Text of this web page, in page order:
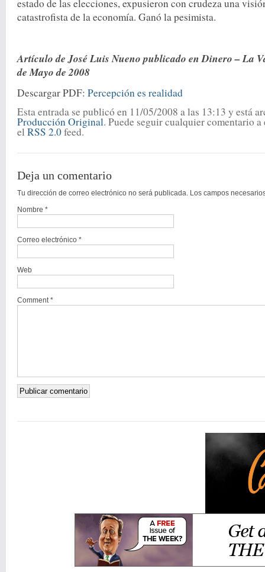
estado de las elecciones, expusieron con crudeza una
catastrofista de la economía. Ganó la pesimista.
Artículo de José Luis Nueno publicado en Dinero – La
de Mayo de 2008
Descargar PDF:Percepción es realidad
Esta entrada se publicó en 11/05/2008 a las 13:13 y está
Producción Original. Puede seguir cualquier comentario a
elRSS 2.0feed.
Deja un comentario
Tu dirección de correo electrónico no será publicada. Los campos
Nombre *
Correo electrónico *
Web
Comment *